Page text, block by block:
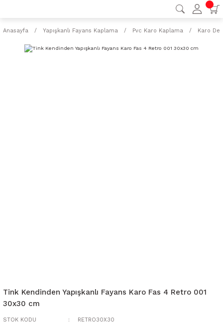
Anasayfa Yapışkanlı Fayans Kaplama Pvc Karo Kaplama Karo
Tink Kendinden Yapışkanlı Fayans Karo Fas 4 Retro 001
30x30 cm
STOK KODU RETRO30X30